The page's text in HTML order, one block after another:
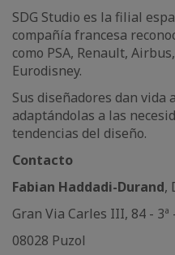
SDG Studio es la filial
compañía francesa
como PSA, Renault,
Eurodisney.
Sus diseñadores dan vida
adaptándolas a las
tendencias del diseño.
Contacto
Fabian Haddadi-Durand,
Gran Via Carles III, 84 -
08028 Puzol